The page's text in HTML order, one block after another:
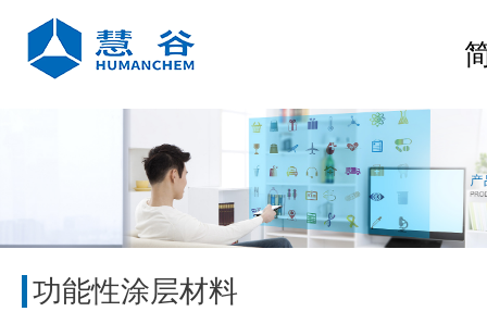
功能性涂层材料